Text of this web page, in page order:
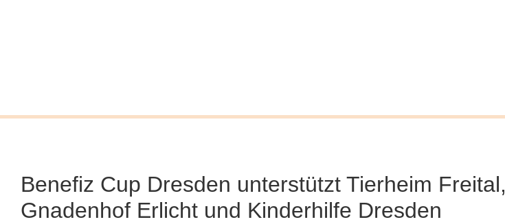
Benefiz Cup Dresden unterstützt Tierheim Freital,
Gnadenhof Erlicht und Kinderhilfe Dresden